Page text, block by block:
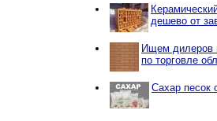
дешево от
Ищем дилеров
по торговле
Сахар песок